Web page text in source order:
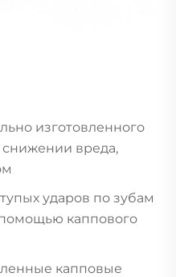
изготовленного
снижении вреда,
ударов по зубам
каппового
капповые